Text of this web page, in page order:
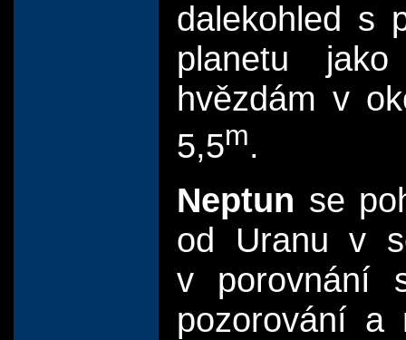
dalekohled s
planetu
hvězdám v
5,5m.
Neptun se
od Uranu v
v porovnání
pozorování a